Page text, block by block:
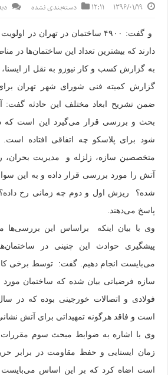
۱۳۹۶/۰۱/۱۹ ۱۲:۱۱ دسته‌بندی نشده
و گفت: ۴۹۰۰ ساختمان در تهران در
دارند که بیشترین تعداد این ساختمان‌ها در مناطق ۱۲ و ۱۵ قرار
به گزارش کسب و کار نیوزو به نقل از
گزارش کمیته فنی شورای شهر تهران
ضمن تشریح ابعاد مختلف این حادثه گفت:
بحث و بررسی قرار می‌گیرد این است
شود برای پلاسکو چه اتفاقی افتاده است.
متخصصین سازه، زلزله و مدیریت بحران،
آتش را مورد بررسی قرار داده و به این
شده؟ ریزش اول و دوم چه زمانی رخ
پاسخ می‌دهند.
وی با بیان اینکه براساس این
پیشگیری حوادث این چنینی در
می‌بایست انجام دهیم. گفت: توسط برخی
سازه فرضیاتی بیان شده که ساختمان
است و فاقد هرگونه تمهیداتی برای آتش
وی با اشاره به ضوابط مبحث سوم
است اضاه کرد که بر این اساس می‌بایست